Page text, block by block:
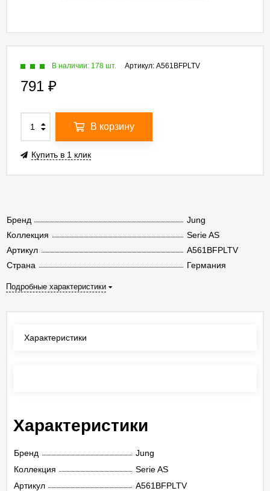
Бренд
Jung
Коллекция
Serie AS
Артикул
A561BFPLTV
Страна
Германия
Подробные характеристики
Артикул: A561BFPLTV
В наличии: 178 шт.
791 ₽
В корзину
Купить в 1 клик
Характеристики
Характеристики
Бренд
Jung
Коллекция
Serie AS
Артикул
A561BFPLTV